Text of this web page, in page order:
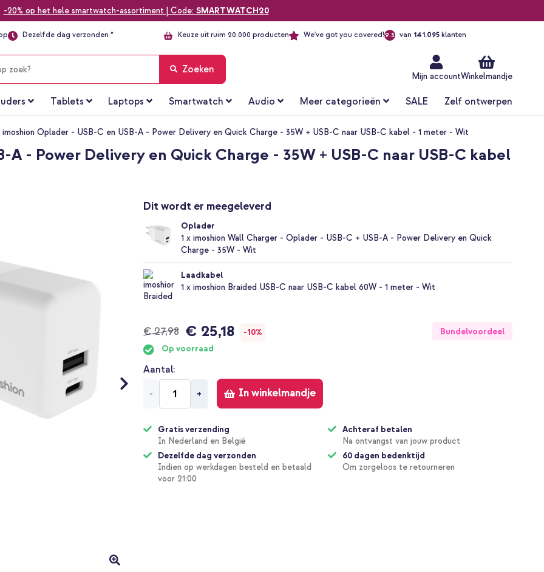
-20% op het hele smartwatch-assortiment | Code: SMARTWATCH20
Dezelfde dag verzonden * Keuze uit ruim 20.000 producten We've got you covered!9.3 van 141.095klanten
Mijn accountWinkelmandje
Zoeken
Tablets Laptops Smartwatch Audio Meer categorieën SALE Zelf ontwerpen
imoshion Oplader - USB-C en USB-A - Power Delivery en Quick Charge - 35W + USB-C naar USB-C kabel - 1 meter - Wit
A - Power Delivery en Quick Charge - 35W + USB-C naar USB-C kabel
Dit wordt er meegeleverd
Oplader
1 x imoshion Wall Charger - Oplader - USB-C + USB-A - Power Delivery en Quick
Charge - 35W - Wit
Laadkabel
1 x imoshion Braided USB-C naar USB-C kabel 60W - 1 meter - Wit
Normale
prijs
€ 27,98
Speciale
prijs
€ 25,18 -10%
Bundelvoordeel
Op voorraad
Aantal
- + In winkelmandje
Gratis verzending
In Nederland en België
Dezelfde dag verzonden
Indien op werkdagen besteld en betaald
voor 21:00
Achteraf betalen
Na ontvangst van jouw product
60 dagen bedenktijd
Om zorgeloos te retourneren